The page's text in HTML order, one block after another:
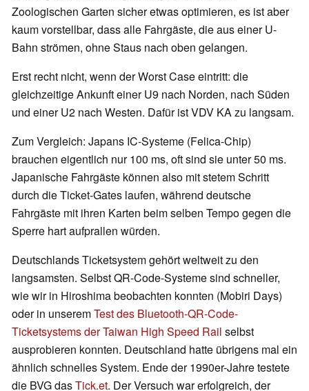
Zoologischen Garten sicher etwas optimieren, es ist aber
kaum vorstellbar, dass alle Fahrgäste, die aus einer U-
Bahn strömen, ohne Staus nach oben gelangen.
Erst recht nicht, wenn der Worst Case eintritt: die
gleichzeitige Ankunft einer U9 nach Norden, nach Süden
und einer U2 nach Westen. Dafür ist VDV KA zu langsam.
Zum Vergleich: Japans IC-Systeme (Felica-Chip)
brauchen eigentlich nur 100 ms, oft sind sie unter 50 ms.
Japanische Fahrgäste können also mit stetem Schritt
durch die Ticket-Gates laufen, während deutsche
Fahrgäste mit ihren Karten beim selben Tempo gegen die
Sperre hart aufprallen würden.
Deutschlands Ticketsystem gehört weltweit zu den
langsamsten. Selbst QR-Code-Systeme sind schneller,
wie wir in Hiroshima beobachten konnten (Mobiri Days)
oder in unseremTest des Bluetooth-QR-Code-
Ticketsystems der Taiwan High Speed Rail selbst
ausprobieren konnten. Deutschland hatte übrigens mal ein
ähnlich schnelles System. Ende der 1990er-Jahre testete
die BVG dasTick.et. Der Versuch war erfolgreich, der